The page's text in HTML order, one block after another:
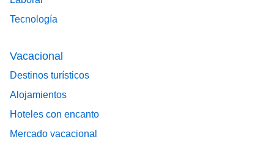
Tecnología
Vacacional
Destinos turísticos
Alojamientos
Hoteles con encanto
Mercado vacacional